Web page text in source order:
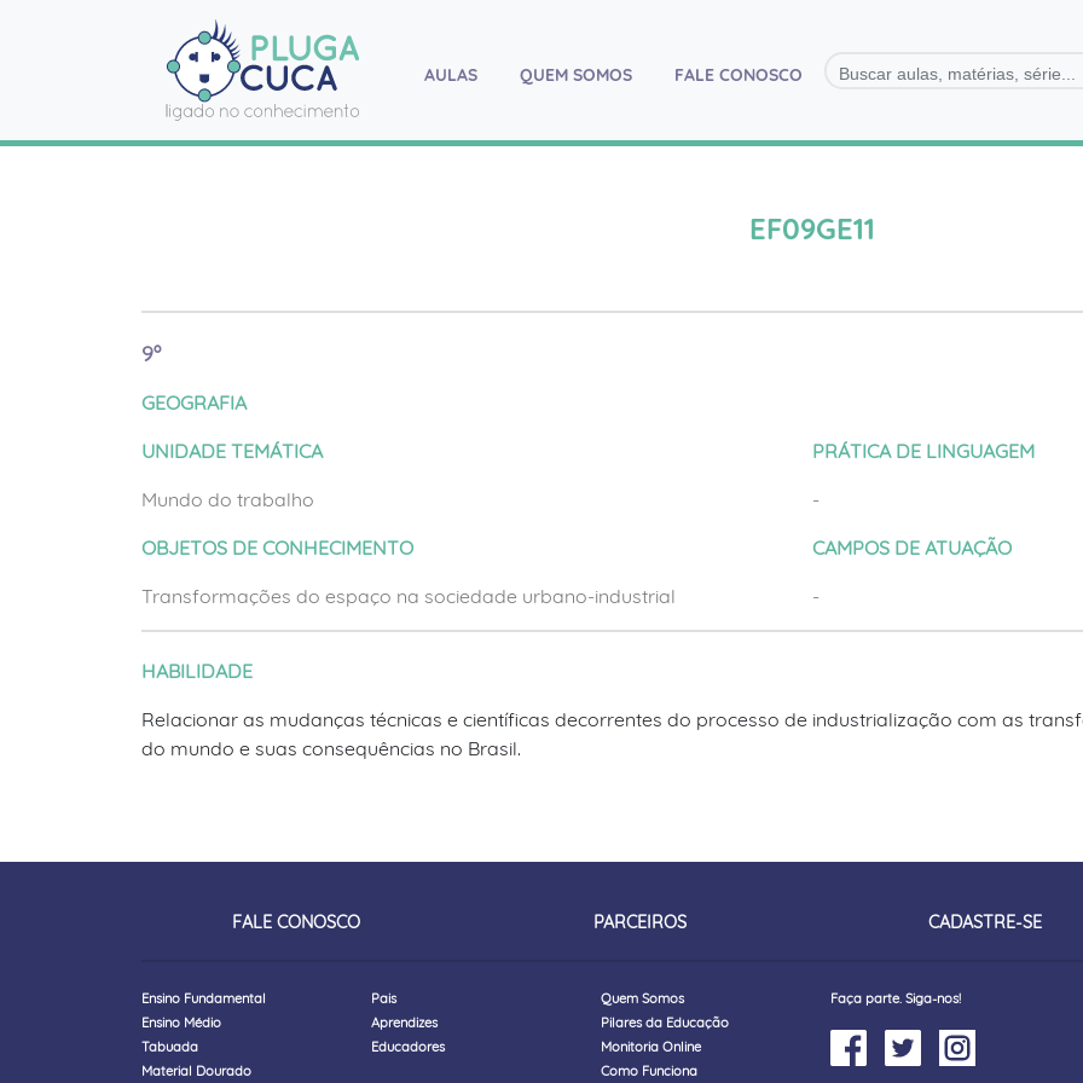
AULAS(current)QUEM SOMOS FALE CONOSCO
EF09GE11
9º
GEOGRAFIA
UNIDADE TEMÁTICA
Mundo do trabalho
OBJETOS DE CONHECIMENTO
Transformações do espaço na sociedade urbano-industrial
PRÁTICA DE LINGUAGEM
-
CAMPOS DE ATUAÇÃO
-
HABILIDADE
Relacionar as mudanças técnicas e científicas decorrentes do processo de industrialização com as
do mundo e suas consequências no Brasil.
FALE CONOSCO PARCEIROS CADASTRE-SE
Ensino Fundamental
Ensino Médio
Tabuada
Material Dourado
Pais
Aprendizes
Educadores
Quem Somos
Pilares da Educação
Monitoria Online
Como Funciona
Faça parte. Siga-nos!